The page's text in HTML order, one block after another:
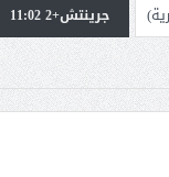
جرينتش+2 11:02